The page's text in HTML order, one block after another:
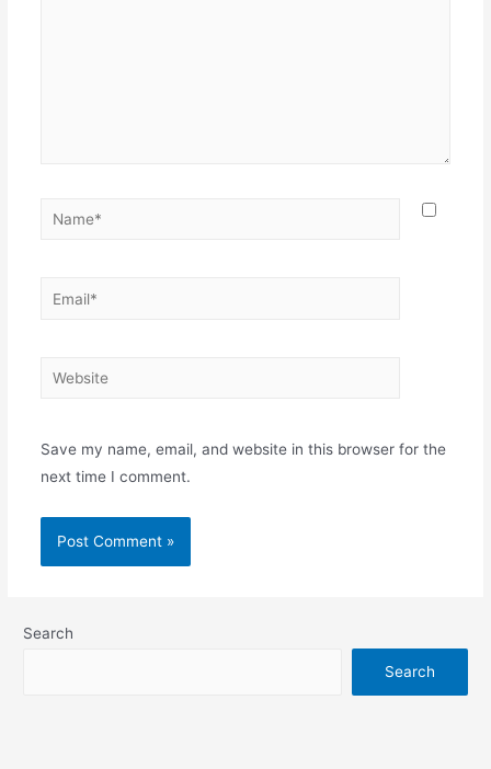
Name*
Email*
Website
Save my name, email, and website in this browser for the
next time I comment.
Search
Search